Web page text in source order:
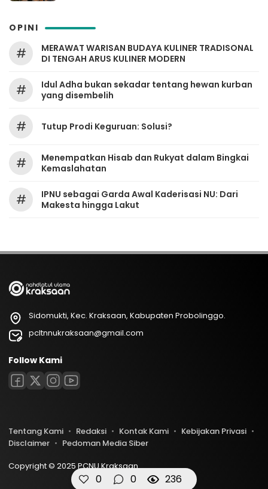
0 0 236
OPINI
#
MERAWAT WARISAN BUDAYA KULINER TRADISONAL
DI TENGAH ARUS KULINER MODERN
#
Idul Adha bukan sekadar tentang hewan kurban
yang disembelih
# Tutup Prodi Keguruan: Solusi?
#
Menempatkan Hisab dan Rukyat dalam Bingkai
Kemaslahatan
#
IPNU sebagai Garda Awal Kaderisasi NU: Dari
Makesta hingga Lakut
Sidomukti, Kec. Kraksaan, Kabupaten Probolinggo.
pcltnnukraksaan@gmail.com
Follow Kami
Tentang Kami Redaksi Kontak Kami
Kebijakan Privasi
Disclaimer
Pedoman Media Siber
Copyright © 2025 PCNU Kraksaan